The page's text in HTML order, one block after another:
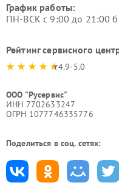
График работы:
ПН-ВСК с 9:00 до 21:00
Рейтинг сервисного
4.9-5.0
ООО "Русервис"
ИНН 7702633247
ОГРН 1077746335776
Поделиться в соц. сетях: